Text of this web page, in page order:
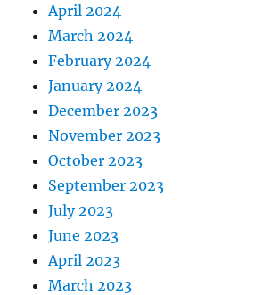
April 2024
March 2024
February 2024
January 2024
December 2023
November 2023
October 2023
September 2023
July 2023
June 2023
April 2023
March 2023